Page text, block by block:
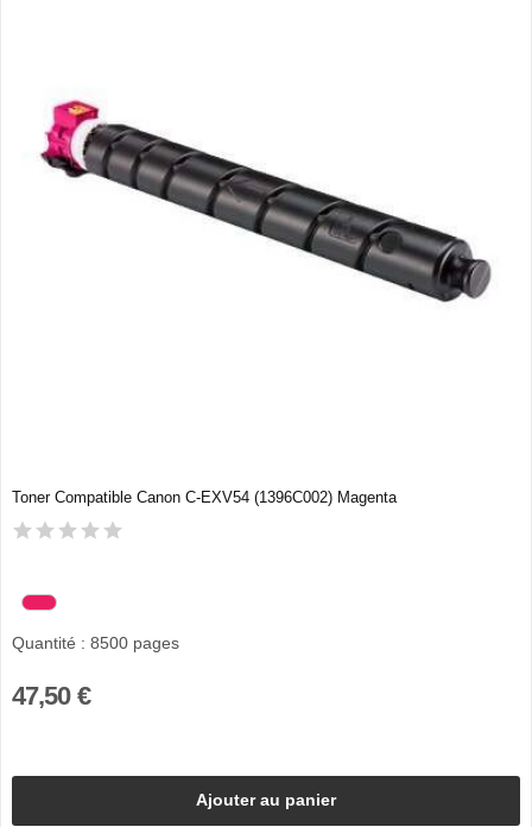
Toner Compatible Canon C-EXV54 (1396C002) Magenta
Quantité : 8500 pages
47,50 €
Ajouter au panier